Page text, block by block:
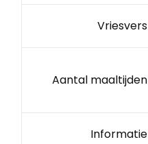
Vriesvers
Aantal maaltijden
Informatie